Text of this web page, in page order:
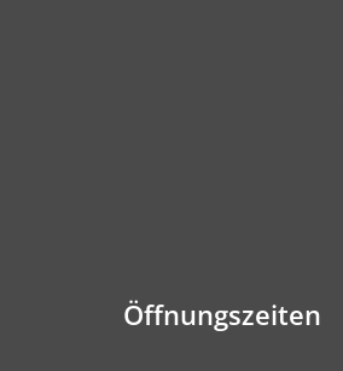
Öffnungszeiten